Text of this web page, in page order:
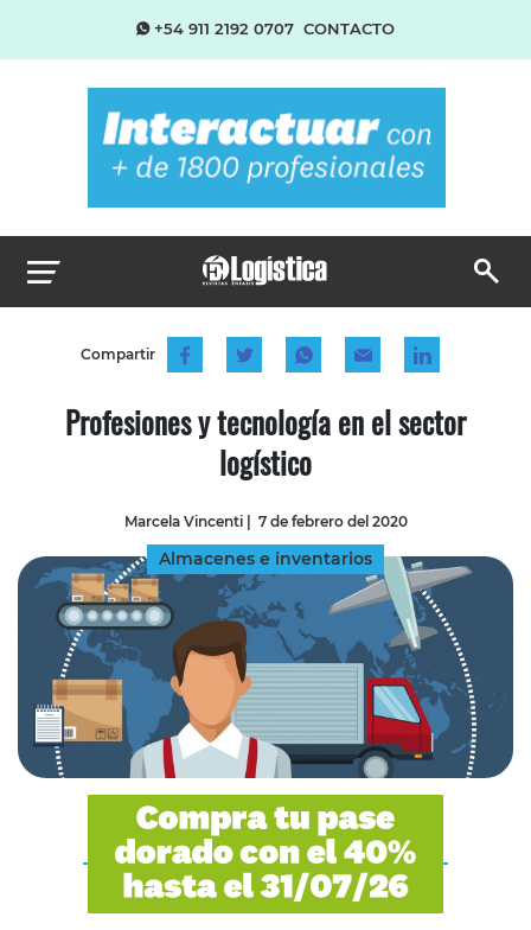
+54 911 2192 0707 CONTACTO
Compartir
Profesiones y tecnología en el sector
logístico
Marcela Vincenti| 7 de febrero del 2020
Almacenes e inventarios